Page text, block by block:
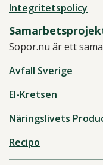
Integritetspolicy
Sopor.nu är ett
Avfall Sverige
El-Kretsen
Näringslivets
Recipo